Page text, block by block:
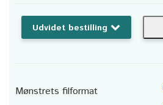
Udvidet bestilling
Mønstrets filformat